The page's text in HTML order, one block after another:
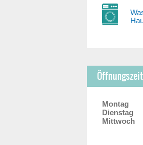
Montag
Dienstag
Mittwoch